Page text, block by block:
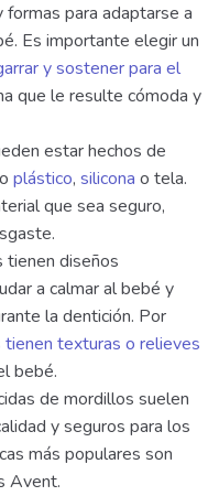
para adaptarse a
Es importante elegir un
y sostener para el
que le resulte cómoda y
estar hechos de
plástico, silicona o tela.
que sea seguro,
diseños
a calmar al bebé y
la dentición. Por
texturas o relieves
bebé.
de mordillos suelen
y seguros para los
más populares son
Avent.